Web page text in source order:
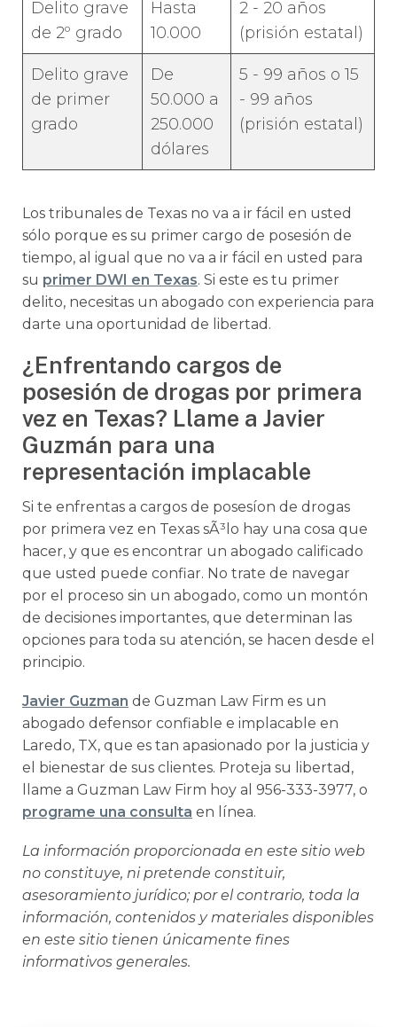
Delito grave
de 2º grado
Hasta
10.000
2 - 20 años
(prisión estatal)
Delito grave
de primer
grado
De
50.000 a
250.000
dólares
5 - 99 años o 15
- 99 años
(prisión estatal)
Los tribunales de Texas no va a ir fácil en usted
sólo porque es su primer cargo de posesión de
tiempo, al igual que no va a ir fácil en usted para
su primer DWI en Texas. Si este es tu primer
delito, necesitas un abogado con experiencia para
darte una oportunidad de libertad.
¿Enfrentando cargos de
posesión de drogas por primera
vez en Texas? Llame a Javier
Guzmán para una
representación implacable
Si te enfrentas a cargos de posesíon de drogas
por primera vez en Texas sÃ³lo hay una cosa que
hacer, y que es encontrar un abogado calificado
que usted puede confiar. No trate de navegar
por el proceso sin un abogado, como un montón
de decisiones importantes, que determinan las
opciones para toda su atención, se hacen desde el
principio.
Javier Guzman de Guzman Law Firm es un
abogado defensor confiable e implacable en
Laredo, TX, que es tan apasionado por la justicia y
el bienestar de sus clientes. Proteja su libertad,
llame a Guzman Law Firm hoy al 956-333-3977, o
programe una consulta en línea.
La información proporcionada en este sitio web
no constituye, ni pretende constituir,
asesoramiento jurídico; por el contrario, toda la
información, contenidos y materiales disponibles
en este sitio tienen únicamente fines
informativos generales.